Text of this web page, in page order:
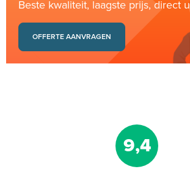
Beste kwaliteit, laagste prijs, direct
OFFERTE AANVRAGEN
9,4